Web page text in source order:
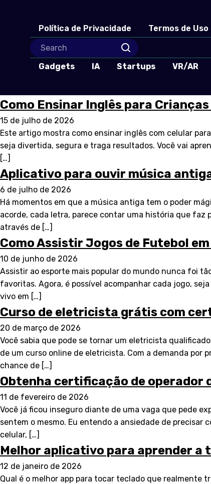
Política de Privacidade Termos de Uso
Gadgets
IA Startups VR/AR
Como Ensinar Inglês para
15 de julho de 2026
Este artigo mostra como ensinar inglês com celular
seja divertida, segura e traga resultados. Você vai
[…]
Aplicativo para ouvir música
6 de julho de 2026
Há momentos em que a música antiga tem o poder
acorde, cada letra, parece contar uma história que faz
através de […]
Como Assistir Jogos de Futebol
10 de junho de 2026
Assistir ao esporte mais popular do mundo nunca foi
favoritas. Agora, é possível acompanhar cada jogo,
vivo em […]
Curso de eletricista grátis com
20 de março de 2026
Você sabia que pode se tornar um eletricista
de um curso online de eletricista. Com a demanda por
chance de […]
Obtenha certificação de operador
11 de fevereiro de 2026
Você já ficou inseguro diante de uma vaga que pede
sentem o mesmo. Eu entendo a ansiedade de
celular, […]
Melhor aplicativo para aprender
12 de janeiro de 2026
Qual é o melhor app para tocar teclado que realmente